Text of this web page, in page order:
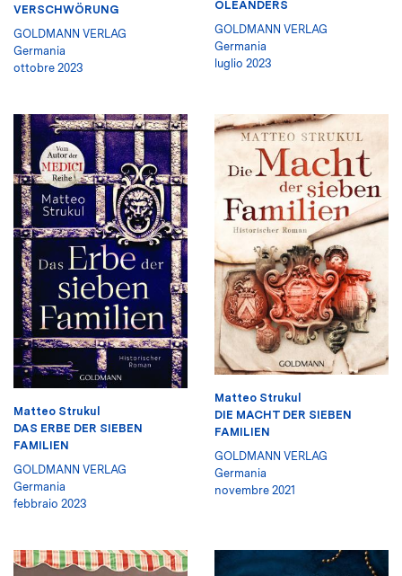
VERSCHWÖRUNG
GOLDMANN VERLAG
Germania
ottobre 2023
OLEANDERS
GOLDMANN VERLAG
Germania
luglio 2023
Matteo Strukul
DAS ERBE DER SIEBEN
FAMILIEN
GOLDMANN VERLAG
Germania
febbraio 2023
Matteo Strukul
DIE MACHT DER SIEBEN
FAMILIEN
GOLDMANN VERLAG
Germania
novembre 2021